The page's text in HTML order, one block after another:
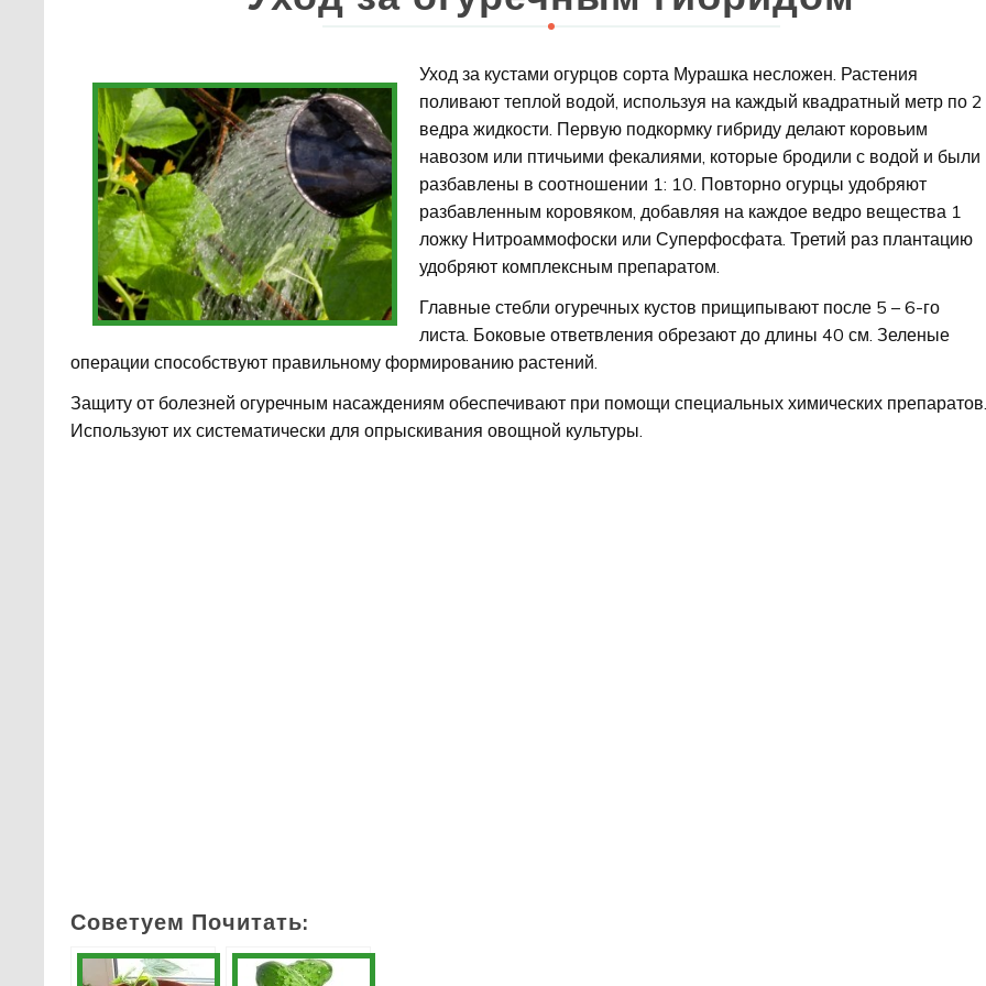
Уход за кустами огурцов сорта Мурашка несложен. Растения
поливают теплой водой, используя на каждый квадратный метр по 2
ведра жидкости. Первую подкормку гибриду делают коровьим
навозом или птичьими фекалиями, которые бродили с водой и были
разбавлены в соотношении 1: 10. Повторно огурцы удобряют
разбавленным коровяком, добавляя на каждое ведро вещества 1
ложку Нитроаммофоски или Суперфосфата. Третий раз плантацию
удобряют комплексным препаратом.
Главные стебли огуречных кустов прищипывают после 5 – 6-го
листа. Боковые ответвления обрезают до длины 40 см. Зеленые
операции способствуют правильному формированию растений.
Защиту от болезней огуречным насаждениям обеспечивают при помощи специальных химических
Используют их систематически для опрыскивания овощной культуры.
Советуем Почитать: